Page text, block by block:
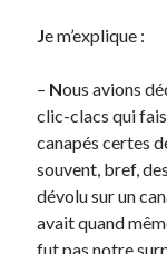
dans
personnelle
On parle de quoi
A Lyon
Je m’explique :
– Nous avions
clic-clacs qui
canapés certes
souvent, bref,
dévolu sur un
avait quand
fut pas notre